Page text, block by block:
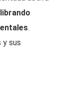
.
y sus